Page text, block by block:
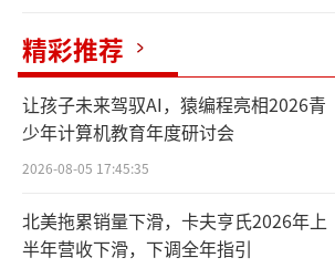
通信产品的检测。
晶升股份表示，公司与标
均围绕半导体产业链开展，通
司可将产业链由上游“起点”
终端产品应用领域中，完成
合。
精彩推荐
让孩子未来驾驭AI，猿编程亮相2026青
少年计算机教育年度研讨会
2026-08-05 17:45:35
北美拖累销量下滑，卡夫亨氏2026年上
半年营收下滑，下调全年指引